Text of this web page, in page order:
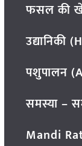
फसल की
पशुपालन
समस्या –
Mandi